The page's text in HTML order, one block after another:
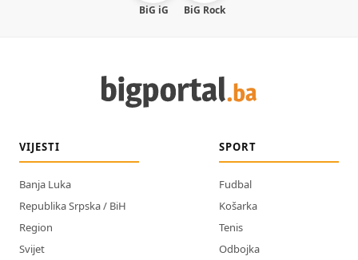
BiG iG BiG Rock
VIJESTI
Banja Luka
Republika Srpska / BiH
Region
Svijet
SPORT
Fudbal
Košarka
Tenis
Odbojka